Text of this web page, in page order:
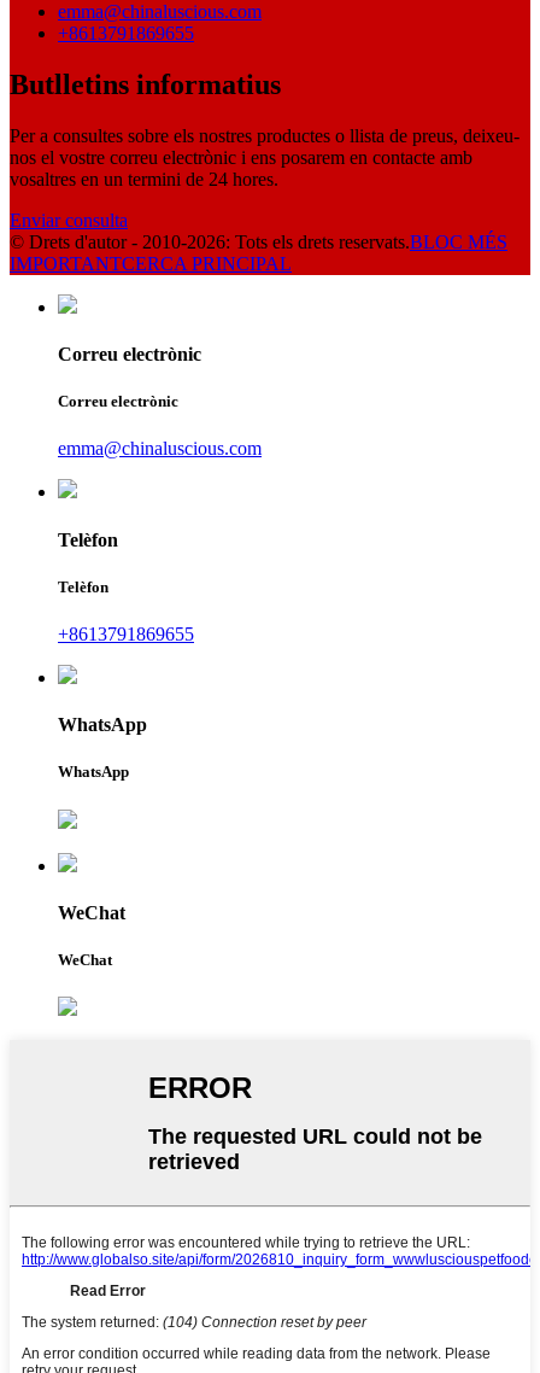
emma@chinaluscious.com
+8613791869655
Butlletins informatius
Per a consultes sobre els nostres productes o llista de preus, deixeu-
nos el vostre correu electrònic i ens posarem en contacte amb
vosaltres en un termini de 24 hores.
Enviar consulta
© Drets d'autor - 2010-2026: Tots els drets reservats.BLOC MÉS
IMPORTANTCERCA PRINCIPAL
Correu electrònic
Correu electrònic
emma@chinaluscious.com
Telèfon
Telèfon
+8613791869655
WhatsApp
WhatsApp
WeChat
WeChat